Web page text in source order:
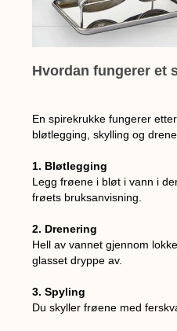
Hvordan fungerer et
En spirekrukke fungerer
bløtlegging, skylling og
1. Bløtlegging
Legg frøene i bløt i vann i
frøets bruksanvisning.
2. Drenering
Hell av vannet gjennom
glasset dryppe av.
3. Spyling
Du skyller frøene med